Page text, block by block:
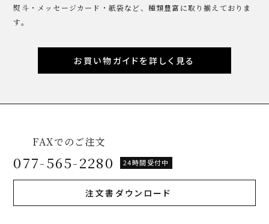
熨斗・メッセージカード・紙袋など、種類豊富に取り揃えておりま
す。
お買い物ガイドを詳しく見る
FAXでのご注文
077-565-2280 24時間受付中
注文書ダウンロード